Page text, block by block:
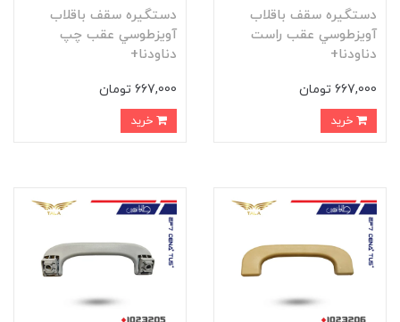
دستگيره سقف باقلاب
آويزطوسي عقب راست
دناودنا+
667,000 تومان
دستگيره سقف باقلاب
آويزطوسي عقب چپ
دناودنا+
667,000 تومان